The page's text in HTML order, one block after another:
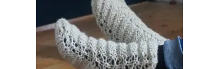
CHOIX DES OPTIONS
produit
a
plusieurs